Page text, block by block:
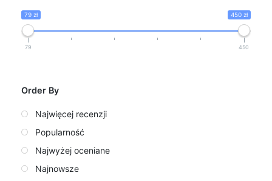
79 zł 450 zł
79 450
Order By
Najwięcej recenzji
Popularność
Najwyżej oceniane
Najnowsze